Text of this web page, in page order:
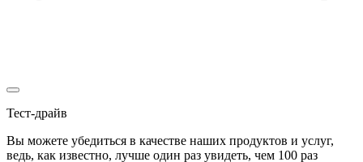
Тест-драйв
Вы можете убедиться в качестве наших продуктов и услуг,
ведь, как известно, лучше один раз увидеть, чем 100 раз